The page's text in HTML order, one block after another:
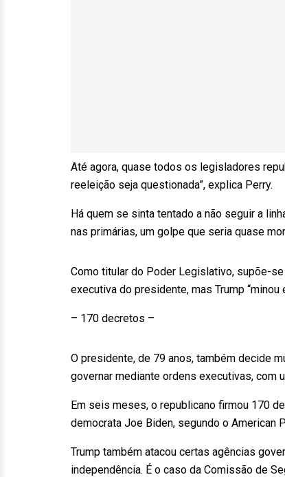
Até agora, quase todos os legisladores
reeleição seja questionada”, explica Perry.
Há quem se sinta tentado a não seguir a
nas primárias, um golpe que seria quase
Como titular do Poder Legislativo, supõe-
executiva do presidente, mas Trump
– 170 decretos –
O presidente, de 79 anos, também decide
governar mediante ordens executivas, com
Em seis meses, o republicano firmou 170
democrata Joe Biden, segundo o American
Trump também atacou certas agências
independência. É o caso da Comissão de